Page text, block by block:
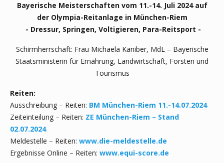
Bayerische Meisterschaften vom 11.-14. Juli 2024 auf
der Olympia-Reitanlage in München-Riem
- Dressur, Springen, Voltigieren, Para-Reitsport -
Schirmherrschaft: Frau Michaela Kaniber, MdL – Bayerische
Staatsministerin für Ernährung, Landwirtschaft, Forsten und
Tourismus
Reiten:
Ausschreibung – Reiten: BM München-Riem 11.-14.07.2024
Zeiteinteilung – Reiten: ZE München-Riem – Stand
02.07.2024
Meldestelle – Reiten: www.die-meldestelle.de
Ergebnisse Online – Reiten: www.equi-score.de